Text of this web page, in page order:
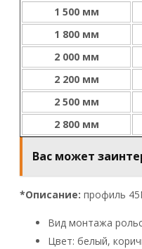
1 500 мм
1 800 мм
2 000 мм
2 200 мм
2 500 мм
2 800 мм
Вас может
*Описание: профиль
Вид монтажа
Цвет: белый,